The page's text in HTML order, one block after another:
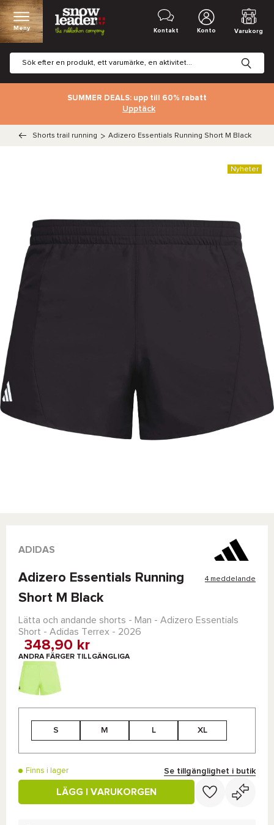
Meny Kontakt Konto Varukorg
SUMMER DEALS: upp till 60% rabatt
Upptäck
Shorts trail running > Adizero Essentials Running Short M Black
Nyheter
ADIDAS
Adizero Essentials Running
Short M Black
4 meddelande
Lätta och andande shorts - Man - Adizero Essentials
Short - Adidas Terrex - 2026
348,90 kr
ANDRA FÄRGER TILLGÄNGLIGA
S M L XL
Finns i lager Se tillgänglighet i butik
LÄGG I VARUKORGEN